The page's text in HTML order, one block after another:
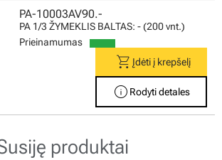
PA-10003AV90.-
PA 1/3 ŽYMEKLIS BALTAS: - (200 vnt.)
Prieinamumas
shopping_cartĮdėti į krepšelį
info Rodyti detales
produktai